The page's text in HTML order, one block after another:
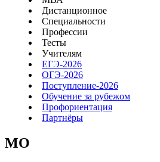
Дистанционное
Специальности
Профессии
Тесты
Учителям
ЕГЭ-2026
ОГЭ-2026
Поступление-2026
Обучение за рубежом
Профориентация
Партнёры
MO